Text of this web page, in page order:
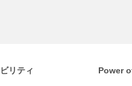
リティ Power